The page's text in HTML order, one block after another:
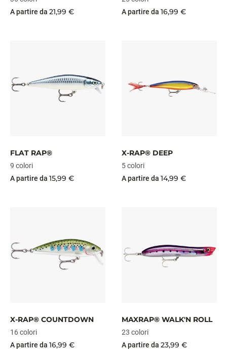
A partire da 21,99 €
A partire da 16,99 €
FLAT RAP®
9 colori
A partire da 15,99 €
X-RAP® DEEP
5 colori
A partire da 14,99 €
X-RAP® COUNTDOWN
16 colori
A partire da 16,99 €
MAXRAP® WALK'N ROLL
23 colori
A partire da 23,99 €